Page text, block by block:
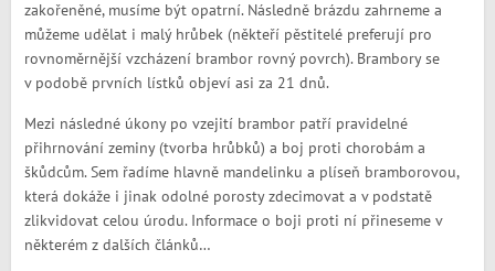
zakořeněné, musíme být opatrní. Následně brázdu zahrneme a
můžeme udělat i malý hrůbek (někteří pěstitelé preferují pro
rovnoměrnější vzcházení brambor rovný povrch). Brambory se
v podobě prvních lístků objeví asi za 21 dnů.
Mezi následné úkony po vzejití brambor patří pravidelné
přihrnování zeminy (tvorba hrůbků) a boj proti chorobám a
škůdcům. Sem řadíme hlavně mandelinku a plíseň bramborovou,
která dokáže i jinak odolné porosty zdecimovat a v podstatě
zlikvidovat celou úrodu. Informace o boji proti ní přineseme v
některém z dalších článků…